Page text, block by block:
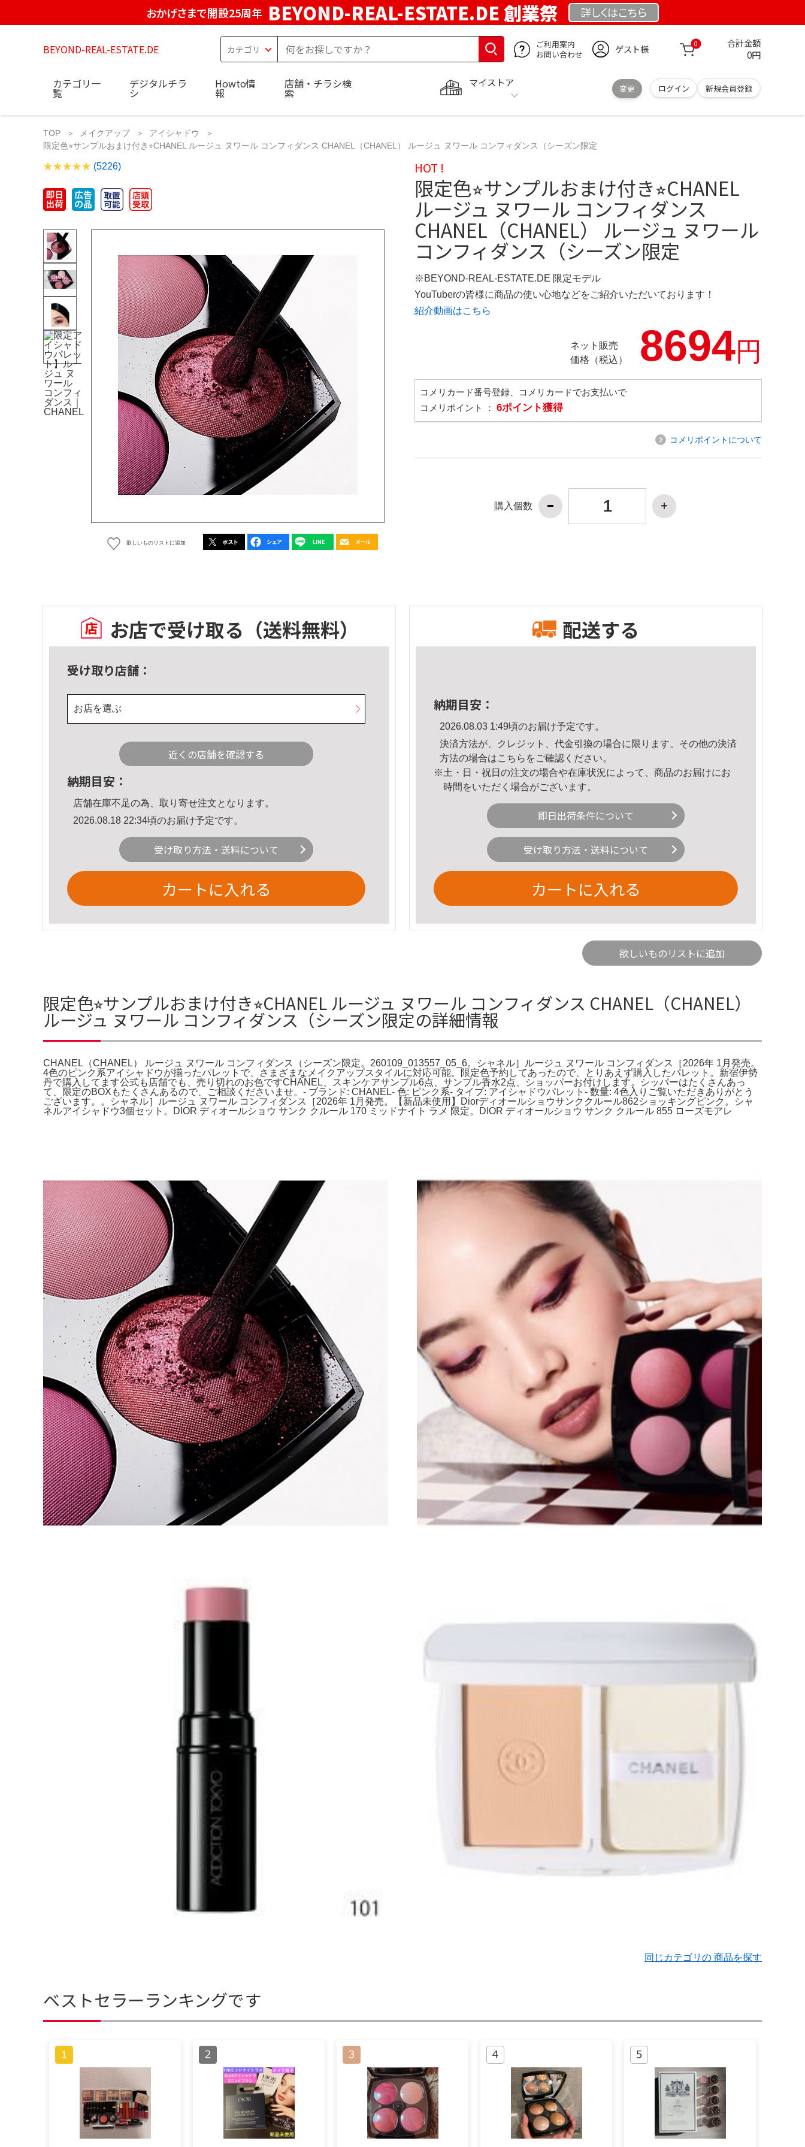
おかげさまで開設25周年 BEYOND-REAL-ESTATE.DE 創業祭 詳しくはこちら
BEYOND-REAL-ESTATE.DE
ご利用案内
お問い合わせ
ゲスト様 0 合計金額
0円
マイストア
変更 ログイン 新規会員登録
カテゴリ一
覧
デジタルチラ
シ
Howto情
報
店舗・チラシ検
索
TOP メイクアップ
アイシャドウ
限定色⭐︎サンプルおまけ付き⭐︎CHANEL ルージュ ヌワール コンフィダンス CHANEL（CHANEL） ルージュ ヌワール コンフィダンス（シーズン限定
(5226)
欲しいものリストに追加
HOT !
限定色⭐︎サンプルおまけ付き⭐︎CHANEL
ルージュ ヌワール コンフィダンス
CHANEL（CHANEL） ルージュ ヌワール
コンフィダンス（シーズン限定
※BEYOND-REAL-ESTATE.DE 限定モデル
YouTuberの皆様に商品の使い心地などをご紹介いただいております！
紹介動画はこちら
ネット販売
価格（税込）
8694円
コメリカード番号登録、コメリカードでお支払いで
コメリポイント ： 6ポイント獲得
コメリポイントについて
購入個数
お店で受け取る （送料無料）
受け取り店舗：
お店を選ぶ
近くの店舗を確認する
納期目安：
店舗在庫不足の為、取り寄せ注文となります。
2026.08.18 22:34頃のお届け予定です。
受け取り方法・送料について
カートに入れる
配送する
納期目安：
2026.08.03 1:49頃のお届け予定です。
決済方法が、クレジット、代金引換の場合に限ります。その他の決済
方法の場合はこちら をご確認ください。
※土・日・祝日の注文の場合や在庫状況によって、商品のお届けにお
時間をいただく場合がございます。
即日出荷条件について
受け取り方法・送料について
カートに入れる
欲しいものリストに追加
限定色⭐︎サンプルおまけ付き⭐︎CHANEL ルージュ ヌワール コンフィダンス CHANEL（CHANEL）
ルージュ ヌワール コンフィダンス（シーズン限定の詳細情報
CHANEL（CHANEL） ルージュ ヌワール コンフィダンス（シーズン限定。260109_013557_05_6。シャネル］ルージュ ヌワール コンフィダンス［2026年 1月発売。
4色のピンク系アイシャドウが揃ったパレットで、さまざまなメイクアップスタイルに対応可能。限定色予約してあったので、とりあえず購入したパレット。新宿伊勢
丹で購入してます公式も店舗でも、売り切れのお色ですCHANEL、スキンケアサンプル6点、サンプル香水2点、ショッパーお付けします。シッパーはたくさんあっ
て、限定のBOXもたくさんあるので、ご相談くださいませ。- ブランド: CHANEL- 色: ピンク系- タイプ: アイシャドウパレット- 数量: 4色入りご覧いただきありがとう
ございます。。シャネル］ルージュ ヌワール コンフィダンス［2026年 1月発売。【新品未使用】Diorディオールショウサンククルール862ショッキングピンク。シャ
ネルアイシャドウ3個セット。DIOR ディオールショウ サンク クルール 170 ミッドナイト ラメ 限定。DIOR ディオールショウ サンク クルール 855 ローズモアレ
同じカテゴリの 商品を探す
ベストセラーランキングです